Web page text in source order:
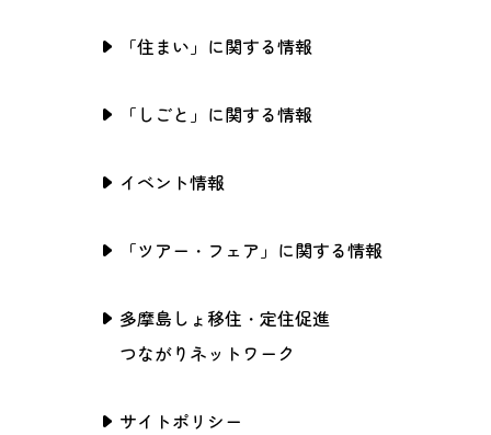
「住まい」に関する情報
「しごと」に関する情報
イベント情報
「ツアー・フェア」に関する情報
多摩島しょ移住・定住促進
つながりネットワーク
サイトポリシー